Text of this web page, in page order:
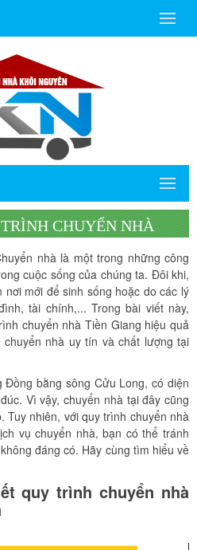
CHUYỂN NHÀ
nhà là một trong những công
cuộc sống của chúng ta. Đôi khi,
mới để sinh sống hoặc do các lý
tài chính,... Trong bài viết này,
chuyển nhà Tiền Giang hiệu quả
nhà uy tín và chất lượng tại
bằng sông Cửu Long, có diện
Vì vậy, chuyển nhà tại đây cũng
Tuy nhiên, với quy trình chuyển nhà
vụ chuyển nhà, bạn có thể tránh
đáng có. Hãy cùng tìm hiểu về
quy trình chuyển nhà